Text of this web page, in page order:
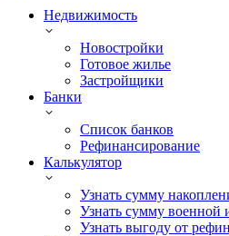
Недвижимость
Новостройки
Готовое жилье
Застройщики
Банки
Список банков
Рефинансирование
Калькулятор
Узнать сумму
Узнать сумму военной
Узнать выгоду от